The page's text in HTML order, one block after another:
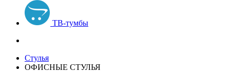
ТВ-тумбы
Стулья
ОФИСНЫЕ СТУЛЬЯ